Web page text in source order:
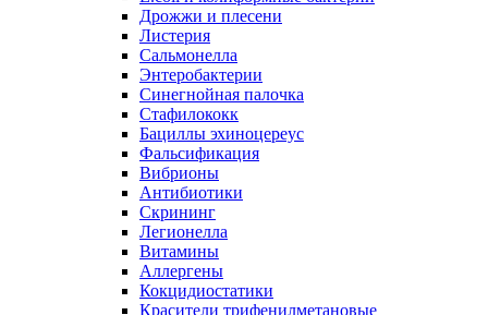
Дрожжи и плесени
Листерия
Сальмонелла
Энтеробактерии
Синегнойная палочка
Стафилококк
Бациллы эхиноцереус
Фальсификация
Вибрионы
Антибиотики
Скрининг
Легионелла
Витамины
Аллергены
Кокцидиостатики
Красители трифенилметановые